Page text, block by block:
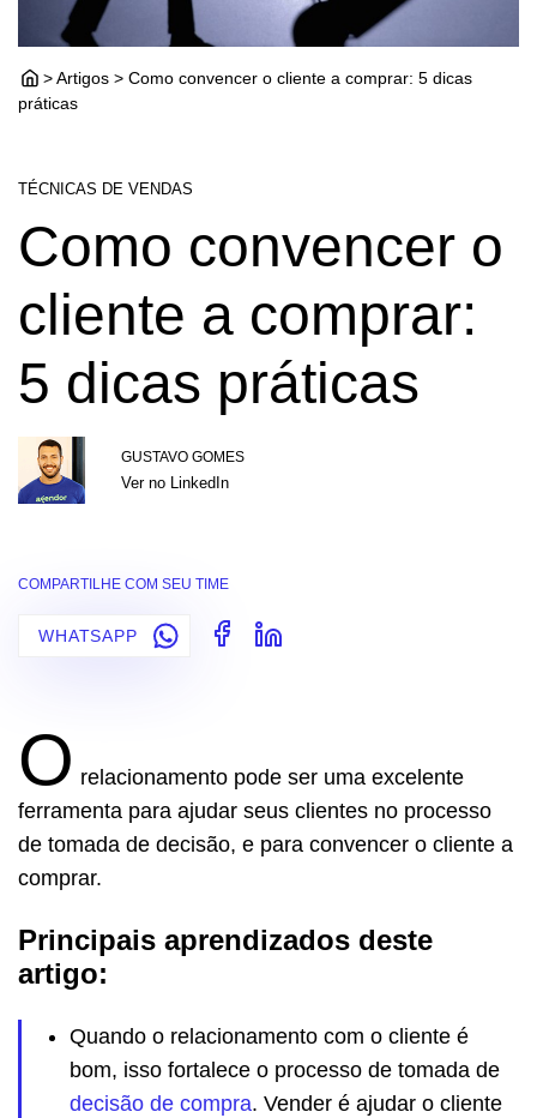
> Artigos > Como convencer o cliente a comprar: 5 dicas
práticas
TÉCNICAS DE VENDAS
Como convencer o
cliente a comprar:
5 dicas práticas
GUSTAVO GOMES
Ver no LinkedIn
COMPARTILHE COM SEU TIME
WHATSAPP
O relacionamento pode ser uma excelente
ferramenta para ajudar seus clientes no processo
de tomada de decisão, e para convencer o cliente a
comprar.
Principais aprendizados deste
artigo:
Quando o relacionamento com o cliente é
bom, isso fortalece o processo de tomada de
decisão de compra. Vender é ajudar o cliente